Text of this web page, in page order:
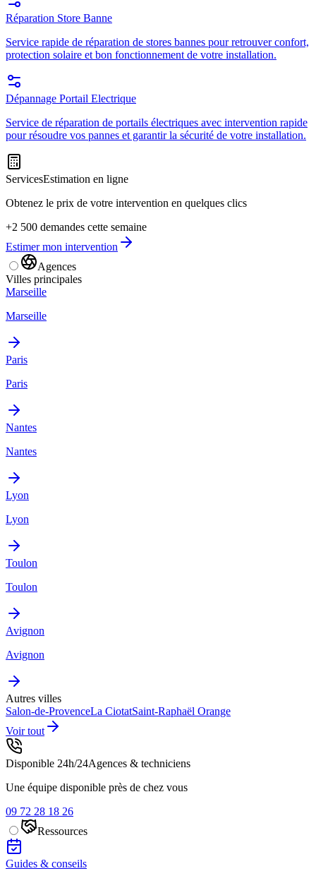
Réparation Store Banne
Service rapide de réparation de stores bannes pour retrouver confort,
protection solaire et bon fonctionnement de votre installation.
Dépannage Portail Electrique
Service de réparation de portails électriques avec intervention rapide
pour résoudre vos pannes et garantir la sécurité de votre installation.
ServicesEstimation en ligne
Obtenez le prix de votre intervention en quelques clics
+2 500 demandes cette semaine
Estimer mon intervention
Agences
Villes principales
Marseille
Marseille
Paris
Paris
Nantes
Nantes
Lyon
Lyon
Toulon
Toulon
Avignon
Avignon
Autres villes
Salon-de-ProvenceLa CiotatSaint-Raphaël Orange
Voir tout
Disponible 24h/24Agences & techniciens
Une équipe disponible près de chez vous
09 72 28 18 26
Ressources
Guides & conseils